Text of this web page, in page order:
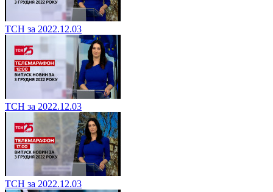
ТСН за 2022.12.03
ТСН за 2022.12.03
ТСН за 2022.12.03